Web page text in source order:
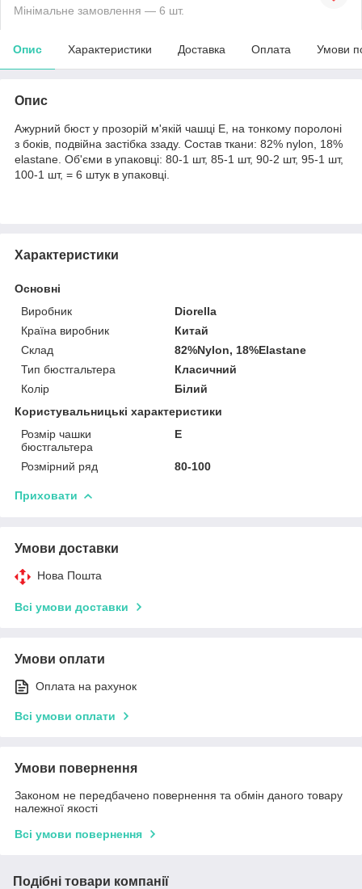
Мінімальне замовлення — 6 шт.
Опис Характеристики Доставка Оплата Умови
Опис
Ажурний бюст у прозорій м'якій чашці Е, на тонкому поролоні
з боків, подвійна застібка ззаду. Состав ткани: 82% nylon, 18%
elastane. Об'єми в упаковці: 80-1 шт, 85-1 шт, 90-2 шт, 95-1 шт,
100-1 шт, = 6 штук в упаковці.
Характеристики
Основні
Виробник
Diorella
Країна виробник
Китай
Склад
82%Nylon, 18%Elastane
Тип бюстгальтера
Класичний
Колір
Білий
Користувальницькі характеристики
Розмір чашки
бюстгальтера
E
Розмірний ряд 80-100
Приховати
Умови доставки
Нова Пошта
Всі умови доставки
Умови оплати
Оплата на рахунок
Всі умови оплати
Умови повернення
Законом не передбачено повернення та обмін даного товару
належної якості
Всі умови повернення
Подібні товари компанії